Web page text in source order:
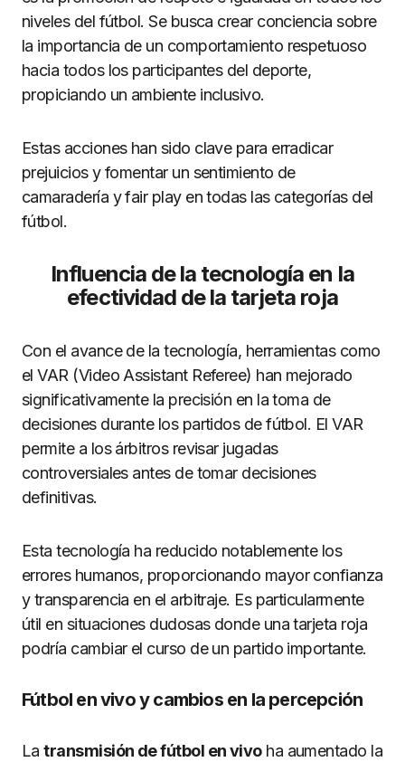
niveles del fútbol. Se busca crear conciencia sobre
la importancia de un comportamiento respetuoso
hacia todos los participantes del deporte,
propiciando un ambiente inclusivo.
Estas acciones han sido clave para erradicar
prejuicios y fomentar un sentimiento de
camaradería y fair play en todas las categorías del
fútbol.
Influencia de la tecnología en la
efectividad de la tarjeta roja
Con el avance de la tecnología, herramientas como
el VAR (Video Assistant Referee) han mejorado
significativamente la precisión en la toma de
decisiones durante los partidos de fútbol. El VAR
permite a los árbitros revisar jugadas
controversiales antes de tomar decisiones
definitivas.
Esta tecnología ha reducido notablemente los
errores humanos, proporcionando mayor confianza
y transparencia en el arbitraje. Es particularmente
útil en situaciones dudosas donde una tarjeta roja
podría cambiar el curso de un partido importante.
Fútbol en vivo y cambios en la percepción
Latransmisión de fútbol en vivoha aumentado la